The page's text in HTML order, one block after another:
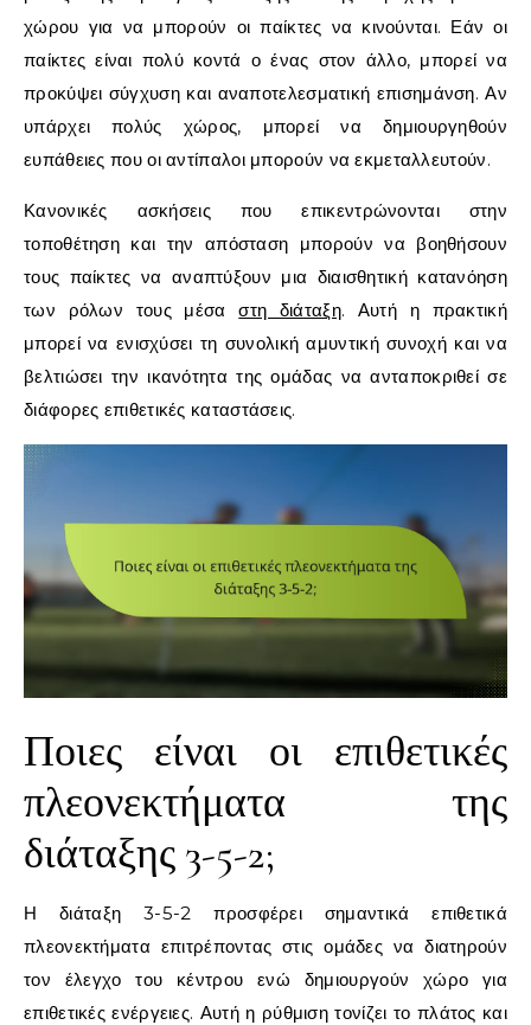
χώρου για να μπορούν οι παίκτες να κινούνται. Εάν οι
παίκτες είναι πολύ κοντά ο ένας στον άλλο, μπορεί να
προκύψει σύγχυση και αναποτελεσματική επισημάνση. Αν
υπάρχει πολύς χώρος, μπορεί να δημιουργηθούν
ευπάθειες που οι αντίπαλοι μπορούν να εκμεταλλευτούν.
Κανονικές ασκήσεις που επικεντρώνονται στην
τοποθέτηση και την απόσταση μπορούν να βοηθήσουν
τους παίκτες να αναπτύξουν μια διαισθητική κατανόηση
των ρόλων τους μέσαστη διάταξη. Αυτή η πρακτική
μπορεί να ενισχύσει τη συνολική αμυντική συνοχή και να
βελτιώσει την ικανότητα της ομάδας να ανταποκριθεί σε
διάφορες επιθετικές καταστάσεις.
Ποιες είναι οι επιθετικές
πλεονεκτήματα της
διάταξης 3-5-2;
Η διάταξη 3-5-2 προσφέρει σημαντικά επιθετικά
πλεονεκτήματα επιτρέποντας στις ομάδες να διατηρούν
τον έλεγχο του κέντρου ενώ δημιουργούν χώρο για
επιθετικές ενέργειες. Αυτή η ρύθμιση τονίζει το πλάτος και